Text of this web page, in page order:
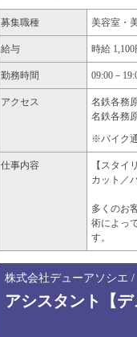
募集職種 美容室・
給与 時給 1,100
勤務時間 09:00－
アクセス
名鉄各務
名鉄各務
※バイク
仕事内容
【スタイ
カット／
多くのお
術によっ
す。
株式会社デューアソシエ
アシスタント【